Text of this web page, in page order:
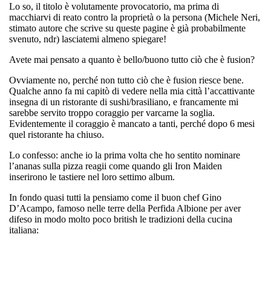
Lo so, il titolo è volutamente provocatorio, ma prima di
macchiarvi di reato contro la proprietà o la persona (Michele Neri,
stimato autore che scrive su queste pagine è già probabilmente
svenuto, ndr) lasciatemi almeno spiegare!
Avete mai pensato a quanto è bello/buono tutto ciò che è fusion?
Ovviamente no, perché non tutto ciò che è fusion riesce bene.
Qualche anno fa mi capitò di vedere nella mia città l’accattivante
insegna di un ristorante di sushi/brasiliano, e francamente mi
sarebbe servito troppo coraggio per varcarne la soglia.
Evidentemente il coraggio è mancato a tanti, perché dopo 6 mesi
quel ristorante ha chiuso.
Lo confesso: anche io la prima volta che ho sentito nominare
l’ananas sulla pizza reagii come quando gli Iron Maiden
inserirono le tastiere nel loro settimo album.
In fondo quasi tutti la pensiamo come il buon chef Gino
D’Acampo, famoso nelle terre della Perfida Albione per aver
difeso in modo molto poco british le tradizioni della cucina
italiana: